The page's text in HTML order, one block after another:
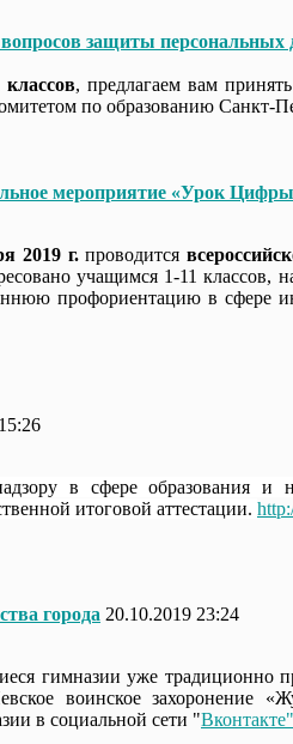
защиты персональных
классов, предлагаем вам
по образованию Санкт-
мероприятие «Урок
2019 г.проводится
учащимся 1-11 классов,
профориентацию в сфере
в сфере образования и
итоговой аттестации.
города 20.10.2019 23:24
гимназии уже традиционно
воинское
в социальной сети "Вконтакте"